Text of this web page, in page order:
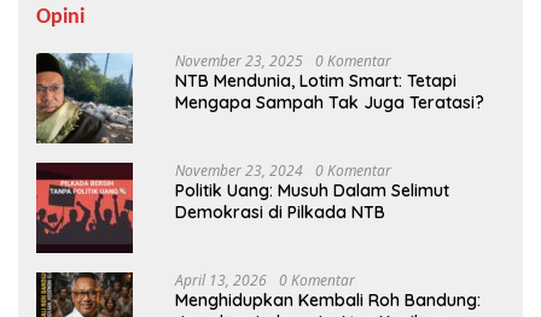
Opini
November 23, 2025 0 Komentar
NTB Mendunia, Lotim Smart: Tetapi
Mengapa Sampah Tak Juga Teratasi?
November 23, 2024 0 Komentar
Politik Uang: Musuh Dalam Selimut
Demokrasi di Pilkada NTB
April 13, 2026 0 Komentar
Menghidupkan Kembali Roh Bandung: